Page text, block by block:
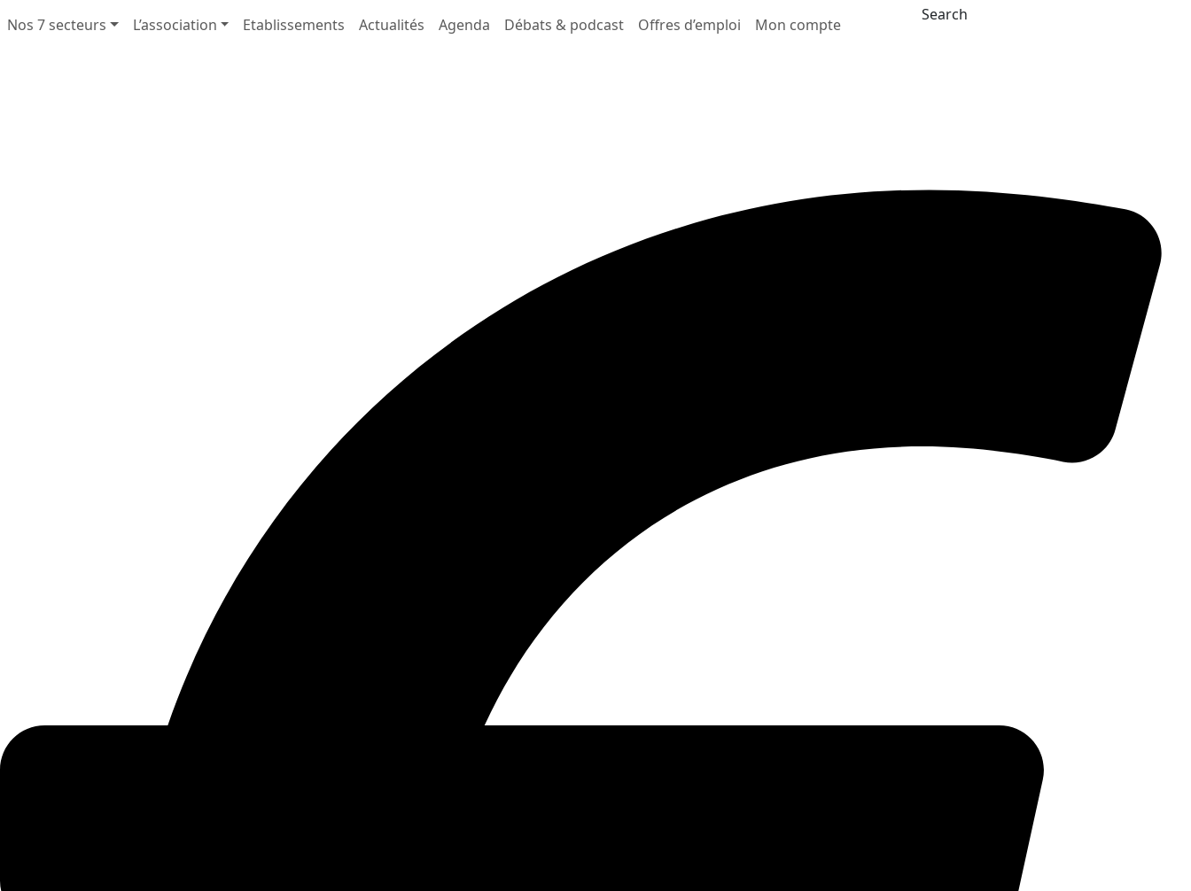
Nos 7 secteurs L’association Etablissements Actualités Agenda Débats & podcast Offres d’emploi Mon compte
Search